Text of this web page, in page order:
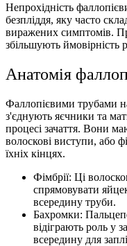
Непрохідність
безпліддя, яку часто
виражених симптомів.
збільшують ймовірність
Анатомія
Фаллопієвими трубами
з'єднують яєчники та
процесі зачаття. Вони
волоскові виступи, або
їхніх кінцях.
Фімбрії: Ці
спрямовувати
всередину труби.
Бахромки:
відіграють роль у
всередину для